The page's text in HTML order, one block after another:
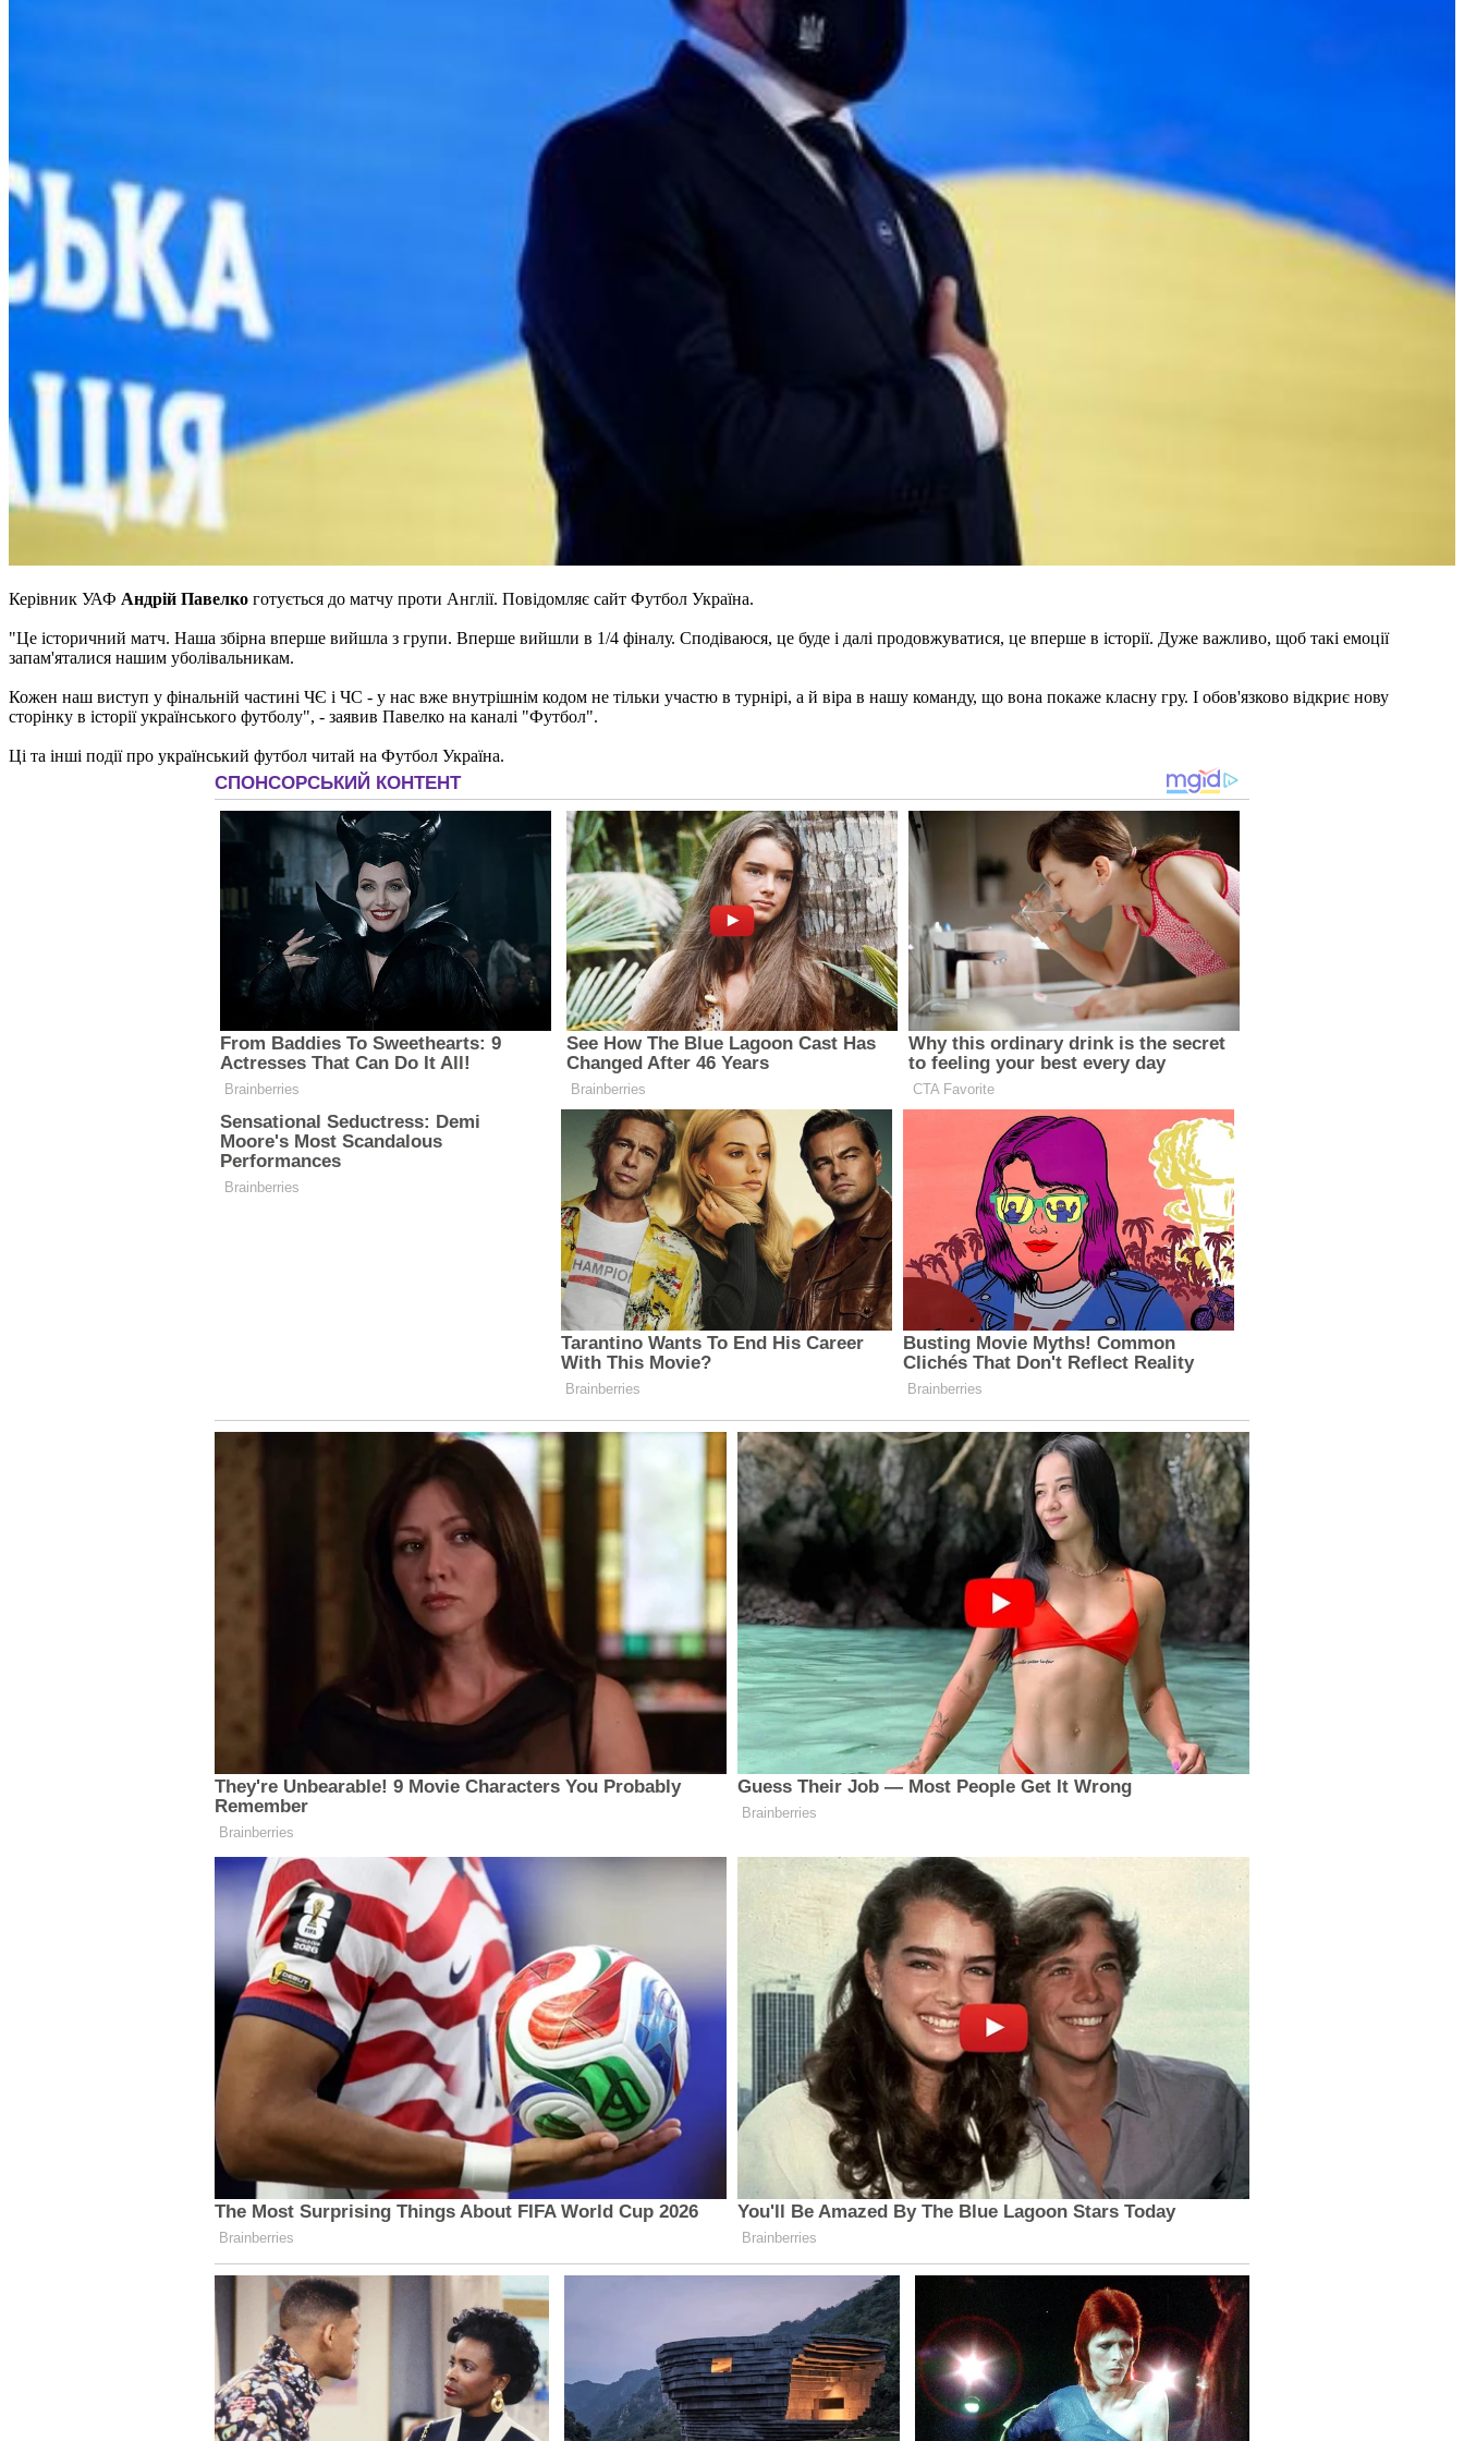
Керівник УАФ Андрій Павелко готується до матчу проти Англії. Повідомляє сайт Футбол Україна.
"Це історичний матч. Наша збірна вперше вийшла з групи. Вперше вийшли в 1/4 фіналу. Сподіваюся, це буде і далі продовжуватися, це вперше в історії. Дуже важливо, щоб такі емоції
запам'яталися нашим уболівальникам.
Кожен наш виступ у фінальній частині ЧЄ і ЧС - у нас вже внутрішнім кодом не тільки участю в турнірі, а й віра в нашу команду, що вона покаже класну гру. І обов'язково відкриє нову
сторінку в історії українського футболу", - заявив Павелко на каналі "Футбол".
Ці та інші події про український футбол читай на Футбол Україна.